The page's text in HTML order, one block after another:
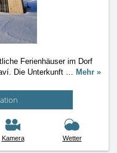
Ferienhäuser im Dorf
Die Unterkunft … Mehr »
Kamera Wetter